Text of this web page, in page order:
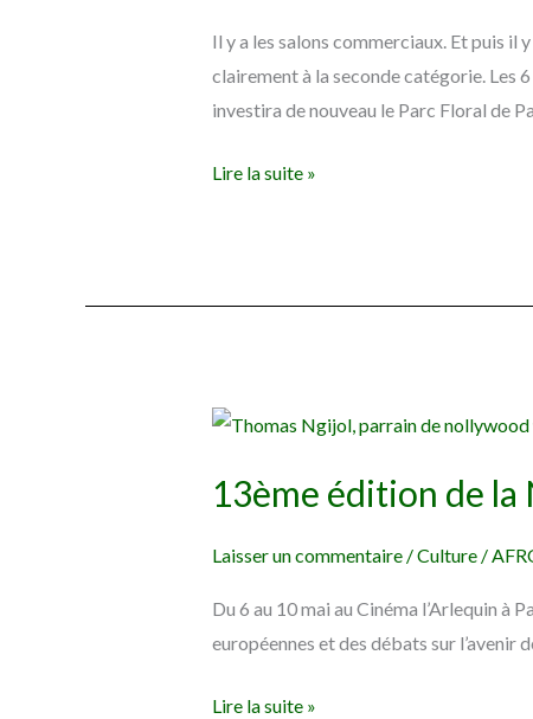
Il y a les salons commerciaux. Et puis
clairement à la seconde catégorie. Les
investira de nouveau le Parc Floral de
Lire la suite »
13ème édition de la
Laisser un commentaire /Culture/
Du 6 au 10 mai au Cinéma l’Arlequin à
européennes et des débats sur l’avenir
13ème
de
Nollywood
Lire la suite »